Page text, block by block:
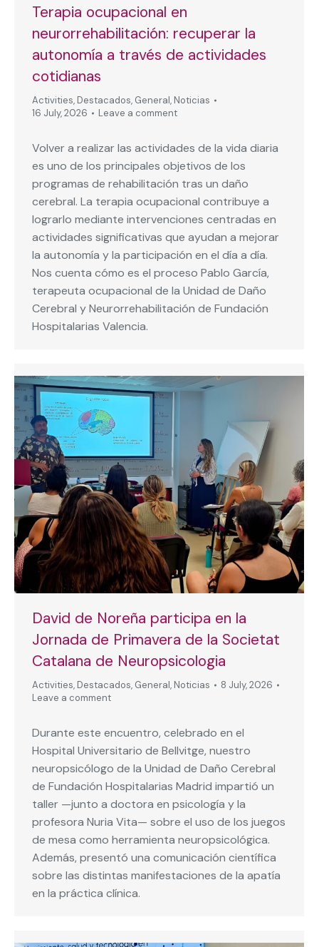
Terapia ocupacional en
neurorrehabilitación: recuperar la
autonomía a través de actividades
cotidianas
Activities, Destacados, General, Noticias
16 July, 2026
Leave a comment
Volver a realizar las actividades de la vida diaria
es uno de los principales objetivos de los
programas de rehabilitación tras un daño
cerebral. La terapia ocupacional contribuye a
lograrlo mediante intervenciones centradas en
actividades significativas que ayudan a mejorar
la autonomía y la participación en el día a día.
Nos cuenta cómo es el proceso Pablo García,
terapeuta ocupacional de la Unidad de Daño
Cerebral y Neurorrehabilitación de Fundación
Hospitalarias Valencia.
David de Noreña participa en la
Jornada de Primavera de la Societat
Catalana de Neuropsicologia
Activities, Destacados, General, Noticias
8 July, 2026
Leave a comment
Durante este encuentro, celebrado en el
Hospital Universitario de Bellvitge, nuestro
neuropsicólogo de la Unidad de Daño Cerebral
de Fundación Hospitalarias Madrid impartió un
taller —junto a doctora en psicología y la
profesora Nuria Vita— sobre el uso de los juegos
de mesa como herramienta neuropsicológica.
Además, presentó una comunicación científica
sobre las distintas manifestaciones de la apatía
en la práctica clínica.